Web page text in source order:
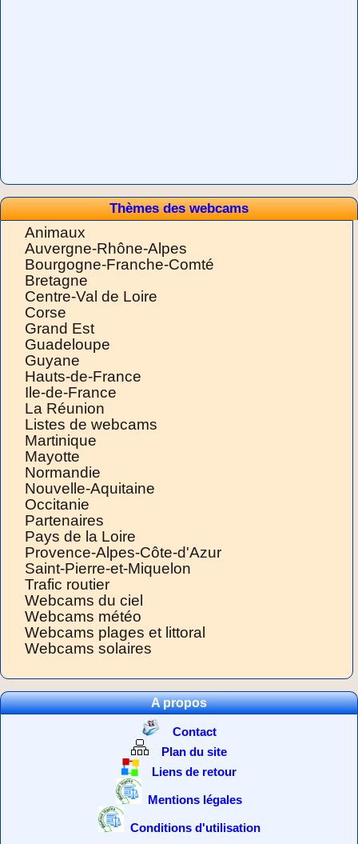
Thèmes des webcams
Animaux
Auvergne-Rhône-Alpes
Bourgogne-Franche-Comté
Bretagne
Centre-Val de Loire
Corse
Grand Est
Guadeloupe
Guyane
Hauts-de-France
Ile-de-France
La Réunion
Listes de webcams
Martinique
Mayotte
Normandie
Nouvelle-Aquitaine
Occitanie
Partenaires
Pays de la Loire
Provence-Alpes-Côte-d'Azur
Saint-Pierre-et-Miquelon
Trafic routier
Webcams du ciel
Webcams météo
Webcams plages et littoral
Webcams solaires
A propos
Contact
Plan du site
Liens de retour
Mentions légales
Conditions d'utilisation